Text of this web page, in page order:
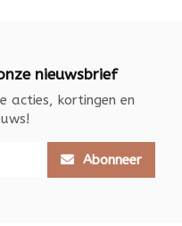
nieuwsbrief
acties, kortingen en
Abonneer